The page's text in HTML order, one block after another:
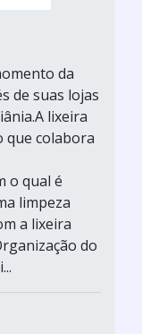
da
de suas lojas
lixeira
que colabora
o qual é
limpeza
a lixeira
do